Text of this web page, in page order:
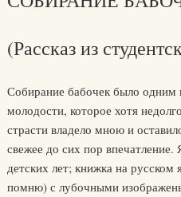
(Рассказ из
Собирание бабочек было одним
молодости, которое хотя
страсти владело мною и
свежее до сих пор
детских лет; книжка на русском
помню) с лубочными